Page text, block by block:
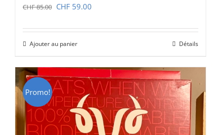
CHF85.00 Le
initial
était :
CHF 85.00.
CHF 59.00
actuel
CHF 59.00.
Ajouter au panier Détails
Promo!